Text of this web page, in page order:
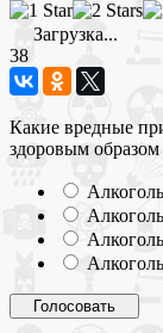
Загрузка...
38
Какие вредные
здоровым
Алкоголь